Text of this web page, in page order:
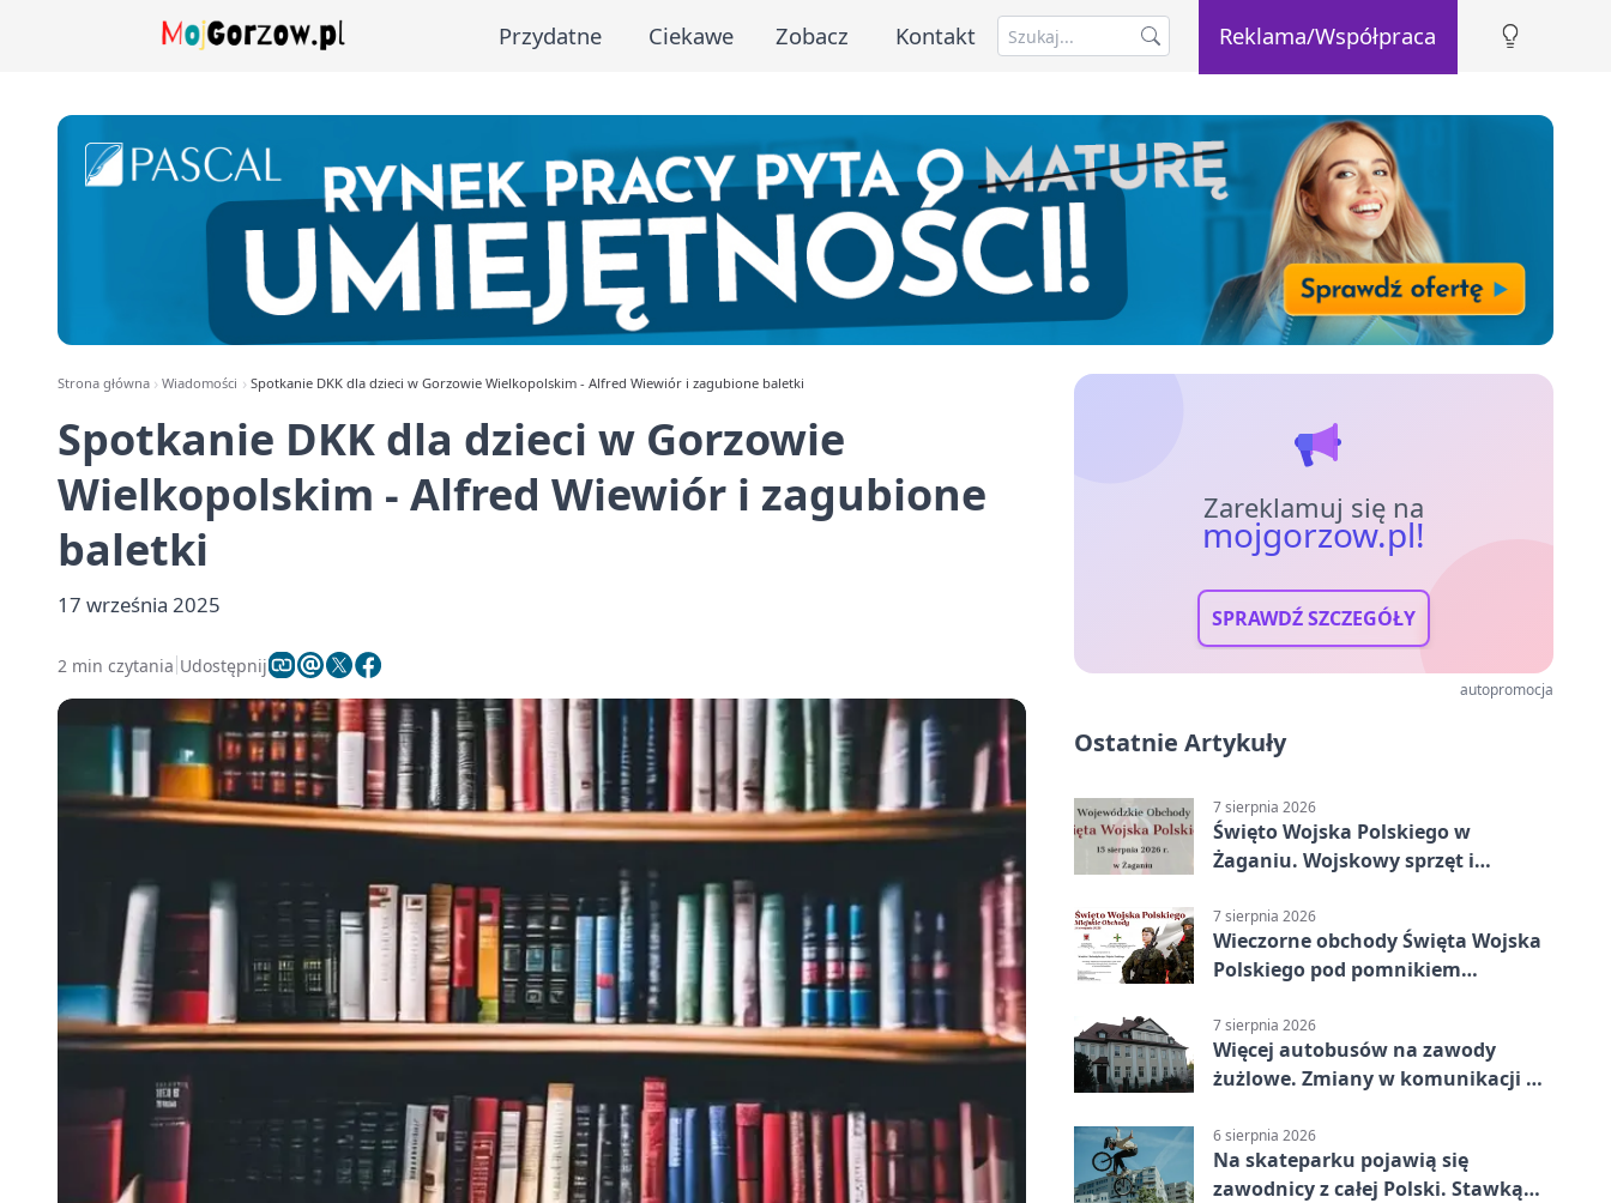
Przydatne Ciekawe Zobacz Kontakt Reklama/Współpraca
Strona główna Wiadomości Spotkanie DKK dla dzieci w Gorzowie Wielkopolskim - Alfred Wiewiór i zagubione baletki
Spotkanie DKK dla dzieci w Gorzowie
Wielkopolskim - Alfred Wiewiór i zagubione
baletki
17 września 2025
2 min czytania Udostępnij
Zareklamuj się na
mojgorzow.pl!
SPRAWDŹ SZCZEGÓŁY
autopromocja
Ostatnie Artykuły
7 sierpnia 2026
Święto Wojska Polskiego w
Żaganiu. Wojskowy sprzęt i
7 sierpnia 2026
Wieczorne obchody Święta Wojska
Polskiego pod pomnikiem
7 sierpnia 2026
Więcej autobusów na zawody
żużlowe. Zmiany w komunikacji w
6 sierpnia 2026
Na skateparku pojawią się
zawodnicy z całej Polski. Stawką